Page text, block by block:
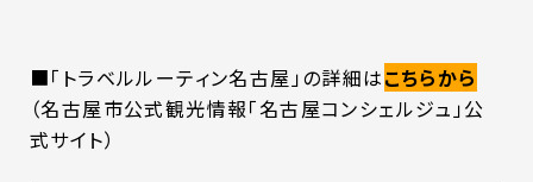
■「トラベルルーティン名古屋」の詳細はこちらから
（名古屋市公式観光情報「名古屋コンシェルジュ」公
式サイト）